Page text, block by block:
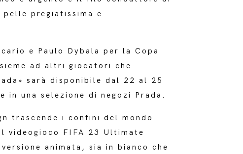
pregiatissima e
e Paulo Dybala per la Copa
ad altri giocatori che
sarà disponibile dal 22 al 25
in una selezione di negozi Prada.
trascende i confini del mondo
videogioco FIFA 23 Ultimate
animata, sia in bianco che